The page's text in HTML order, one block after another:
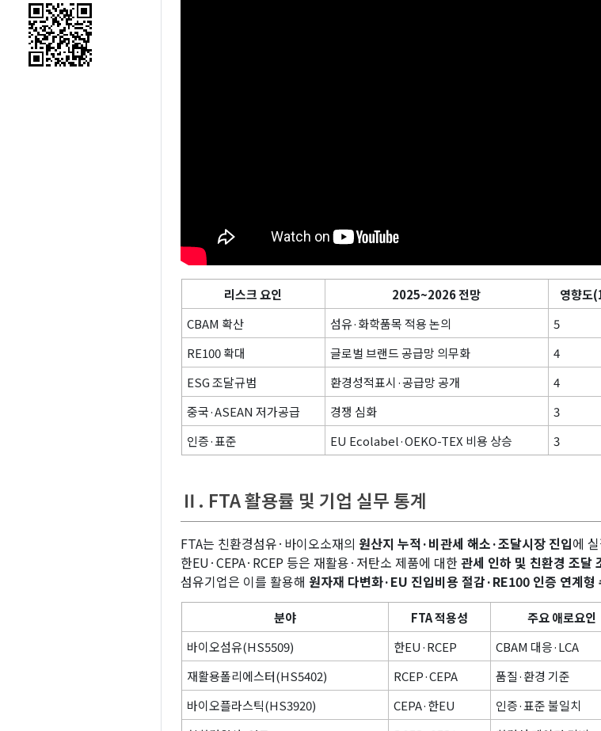
리스크 요인 2025~2026 전망 영향도
CBAM 확산
섬유·화학품목 적용 논의 5
RE100 확대
글로벌 브랜드 공급망 의무화 4
ESG 조달규범
환경성적표시·공급망 공개 4
중국·ASEAN 저가공급
경쟁 심화 3
인증·표준
EU Ecolabel·OEKO-TEX 비용 상승 3
Ⅱ. FTA 활용률 및 기업 실무 통계
FTA는 친환경섬유·바이오소재의 원산지 누적·비관세 해소·조달시장 진입에
한EU·CEPA·RCEP 등은 재활용·저탄소 제품에 대한관세 인하 및 친환경 조달
섬유기업은 이를 활용해 원자재 다변화·EU 진입비용 절감·RE100 인증 연계형
분야 FTA 적용성 주요 애로요인
바이오섬유(HS5509)
한EU·RCEP CBAM 대응·LCA
재활용폴리에스터(HS5402)
RCEP·CEPA 품질·환경 기준
바이오플라스틱(HS3920)
CEPA·한EU 인증·표준 불일치